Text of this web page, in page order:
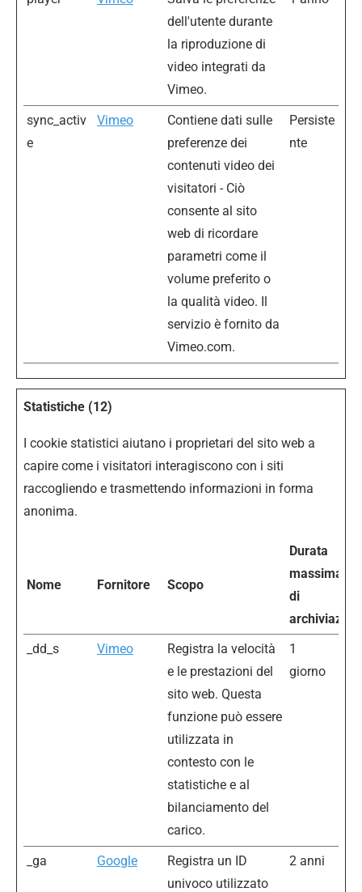
dell'utente durante
la riproduzione di
video integrati da
Vimeo.
sync_activ
e
Vimeo
Contiene dati sulle
preferenze dei
contenuti video dei
visitatori - Ciò
consente al sito
web di ricordare
parametri come il
volume preferito o
la qualità video. Il
servizio è fornito da
Vimeo.com.
Persiste
nte
Statistiche (12)
I cookie statistici aiutano i proprietari del sito web a
capire come i visitatori interagiscono con i siti
raccogliendo e trasmettendo informazioni in forma
anonima.
Nome Fornitore Scopo
Durata
massima
di
_dd_s
Vimeo
Registra la velocità
e le prestazioni del
sito web. Questa
funzione può essere
utilizzata in
contesto con le
statistiche e al
bilanciamento del
carico.
1
giorno
_ga Google
Registra un ID
univoco utilizzato
2 anni